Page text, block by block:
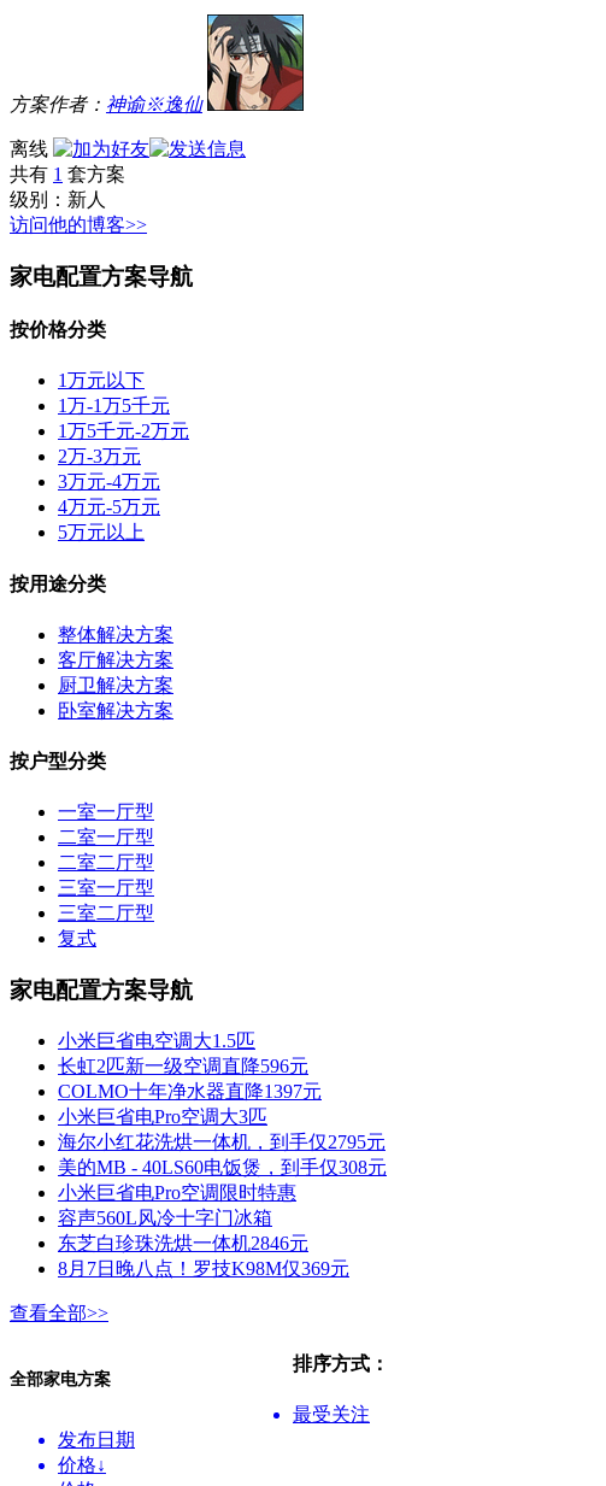
方案作者： 神谕※逸仙
离线
共有 1 套方案
级别： 新人
访问他的博客>>
家电配置方案导航
按价格分类
1万元以下
1万-1万5千元
1万5千元-2万元
2万-3万元
3万元-4万元
4万元-5万元
5万元以上
按用途分类
整体解决方案
客厅解决方案
厨卫解决方案
卧室解决方案
按户型分类
一室一厅型
二室一厅型
二室二厅型
三室一厅型
三室二厅型
复式
家电配置方案导航
小米巨省电空调大1.5匹
长虹2匹新一级空调直降596元
COLMO十年净水器直降1397元
小米巨省电Pro空调大3匹
海尔小红花洗烘一体机，到手仅2795元
美的MB - 40LS60电饭煲，到手仅308元
小米巨省电Pro空调限时特惠
容声560L风冷十字门冰箱
东芝白珍珠洗烘一体机2846元
8月7日晚八点！罗技K98M仅369元
查看全部>>
全部家电方案
排序方式：
最受关注
发布日期
价格↓